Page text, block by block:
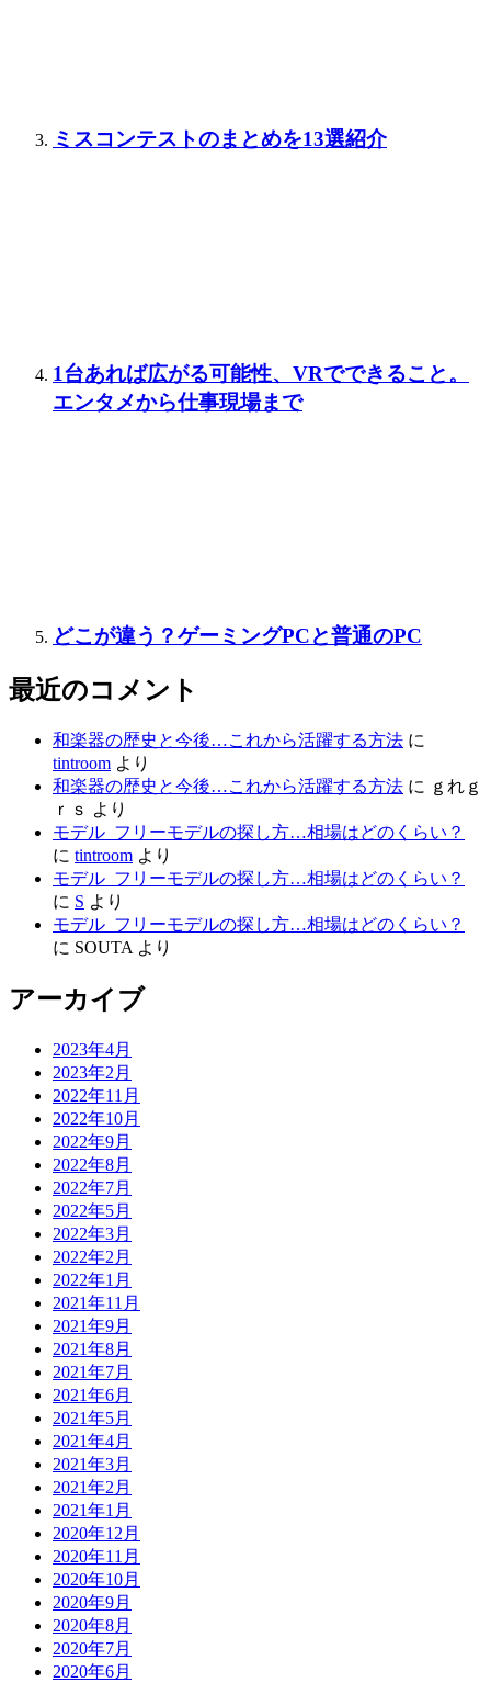
ミスコンテストのまとめを13選紹介
1台あれば広がる可能性、VRでできること。
エンタメから仕事現場まで
どこが違う？ゲーミングPCと普通のPC
最近のコメント
和楽器の歴史と今後…これから活躍する方法 に
tintroom より
和楽器の歴史と今後…これから活躍する方法 に ｇれｇ
ｒｓ より
モデル_フリーモデルの探し方…相場はどのくらい？
に tintroom より
モデル_フリーモデルの探し方…相場はどのくらい？
に S より
モデル_フリーモデルの探し方…相場はどのくらい？
に SOUTA より
アーカイブ
2023年4月
2023年2月
2022年11月
2022年10月
2022年9月
2022年8月
2022年7月
2022年5月
2022年3月
2022年2月
2022年1月
2021年11月
2021年9月
2021年8月
2021年7月
2021年6月
2021年5月
2021年4月
2021年3月
2021年2月
2021年1月
2020年12月
2020年11月
2020年10月
2020年9月
2020年8月
2020年7月
2020年6月